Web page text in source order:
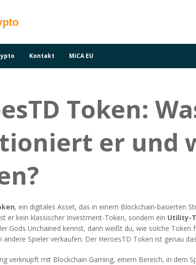
Kontakt MiCA EU
Token:
er und
, ein digitales Asset, das in einem Blockchain-basierten
er kein klassischer Investment-Token, sondern ein Utility-
Gods Unchained kennst, dann weißt du, wie solche
andere Spieler verkaufen. Der HeroesTD Token ist genau
verknüpft mit Blockchain Gaming, einem Bereich, in dem